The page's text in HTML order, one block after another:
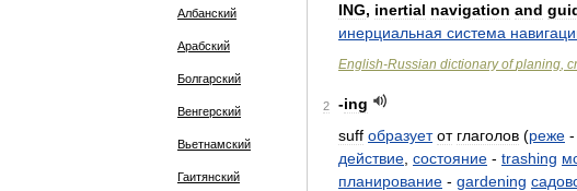
Албанский
Арабский
Болгарский
Венгерский
Вьетнамский
Гаитянский
ING, inertial navigation and
инерциальная система
English-Russian dictionary of planing,
2 -ing
suff образует от глаголов (реже -
действие состояние - trashing
планирование - gardening